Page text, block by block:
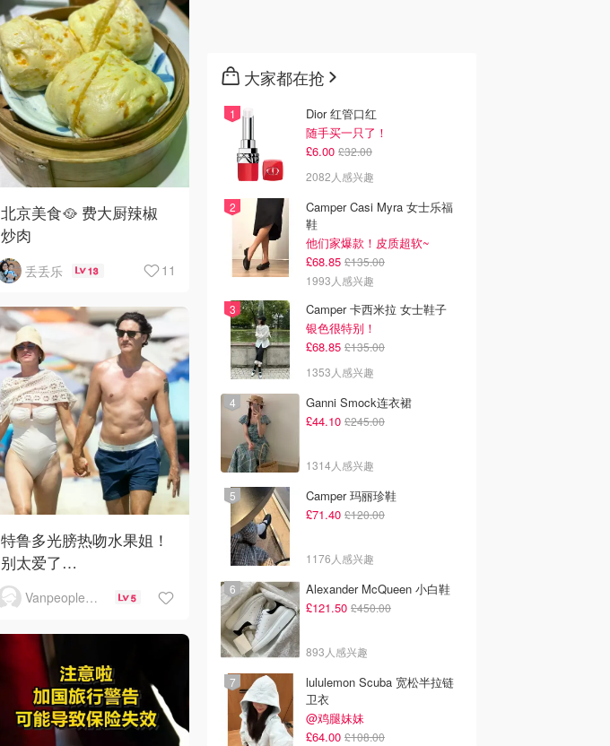
北京美食🥘 费大厨辣椒
炒肉
丢丢乐 13 11
特鲁多光膀热吻水果姐！
别太爱了…
Vanpeople人在温哥华 5
大家都在抢
Dior 红管口红
随手买一只了！
£6.00 £32.00
2082人感兴趣
Camper Casi Myra 女士乐福
鞋
他们家爆款！皮质超软~
£68.85 £135.00
1993人感兴趣
Camper 卡西米拉 女士鞋子
银色很特别！
£68.85 £135.00
1353人感兴趣
Ganni Smock连衣裙
£44.10 £245.00
1314人感兴趣
Camper 玛丽珍鞋
£71.40 £120.00
1176人感兴趣
Alexander McQueen 小白鞋
£121.50 £450.00
893人感兴趣
lululemon Scuba 宽松半拉链
卫衣
@鸡腿妹妹
£64.00 £108.00